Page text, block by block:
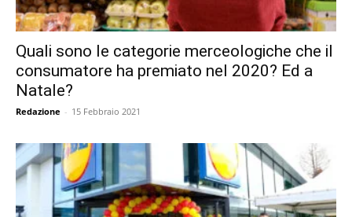
Quali sono le categorie merceologiche che il
consumatore ha premiato nel 2020? Ed a
Natale?
Redazione - 15 Febbraio 2021